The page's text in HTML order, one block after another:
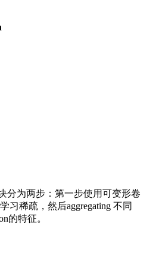
分为两步：第一步使用可变形卷
习稀疏，然后aggregating 不同
的特征。